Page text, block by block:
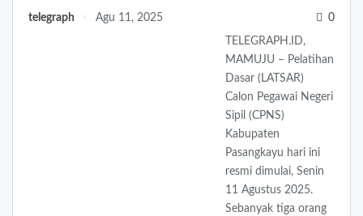
telegraph Agu 11, 2025 0
TELEGRAPH.ID,
MAMUJU – Pelatihan
Dasar (LATSAR)
Calon Pegawai Negeri
Sipil (CPNS)
Kabupaten
Pasangkayu hari ini
resmi dimulai, Senin
11 Agustus 2025.
Sebanyak tiga orang